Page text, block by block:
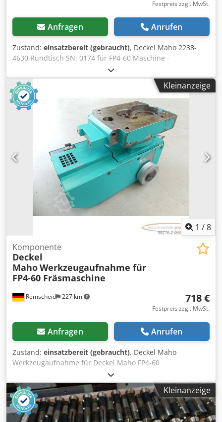
Festpreis zzgl. MwSt.
Anfragen Anrufen
Zustand: einsatzbereit (gebraucht), Deckel Maho 2238-
4630 Rundtisch SN: 0174 für FP4-60 Maschine -
Durchmesser: 63cm / Höhe: 43cm,gebraucht, normale
Gebrauchsspuren, 100% funktionsfähig, Lieferumfang
gem. Fotos ACHTUNG: Kosten für Verpackung und Versand
bitte separat anfragen! ATTENTION: Please enquire for
charges for packing and transport separately! Dwjdpfx Aoy
Kleinanzeige
1 /8
Remscheid 227 km
Komponente
Deckel
MahoWerkzeugaufnahme für
FP4-60 Fräsmaschine
718 €
Festpreis zzgl. MwSt.
Anfragen Anrufen
Zustand: einsatzbereit (gebraucht), Deckel Maho
Werkzeugaufnahme für Deckel Maho FP4-60
Fräsmaschine,gebraucht, guter Erhaltungszustand, 100%
funktionsfähig, Lieferumfang gem. Fotos ACHTUNG: Kosten
für Verpackung und Versand bitte separat anfragen!
ATTENTION: Please enquire for charges for packing and
transport separately! Dwedpfx Afsy Np Ngelea
Kleinanzeige